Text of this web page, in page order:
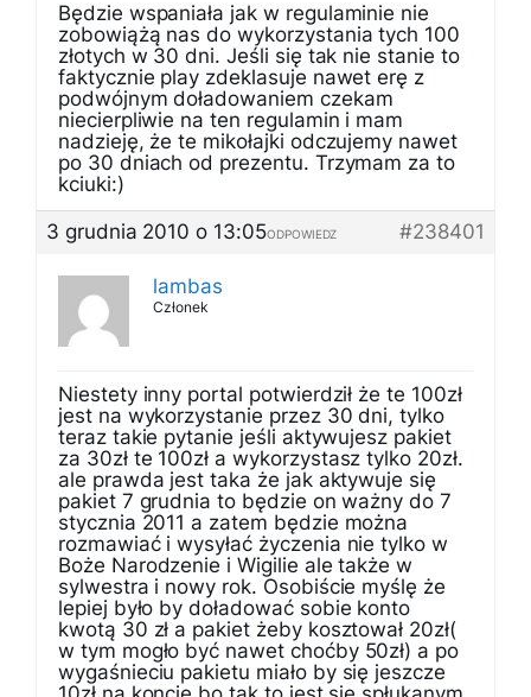
Będzie wspaniała jak w regulaminie nie
zobowiążą nas do wykorzystania tych 100
złotych w 30 dni. Jeśli się tak nie stanie to
faktycznie play zdeklasuje nawet erę z
podwójnym doładowaniem czekam
niecierpliwie na ten regulamin i mam
nadzieję, że te mikołajki odczujemy nawet
po 30 dniach od prezentu. Trzymam za to
kciuki:)
3 grudnia 2010 o 13:05
#238401
ODPOWIEDZ
lambas
Członek
Niestety inny portal potwierdził że te 100zł
jest na wykorzystanie przez 30 dni, tylko
teraz takie pytanie jeśli aktywujesz pakiet
za 30zł te 100zł a wykorzystasz tylko 20zł.
ale prawda jest taka że jak aktywuje się
pakiet 7 grudnia to będzie on ważny do 7
stycznia 2011 a zatem będzie można
rozmawiać i wysyłać życzenia nie tylko w
Boże Narodzenie i Wigilie ale także w
sylwestra i nowy rok. Osobiście myślę że
lepiej było by doładować sobie konto
kwotą 30 zł a pakiet żeby kosztował 20zł(
w tym mogło być nawet choćby 50zł) a po
wygaśnieciu pakietu miało by się jeszcze